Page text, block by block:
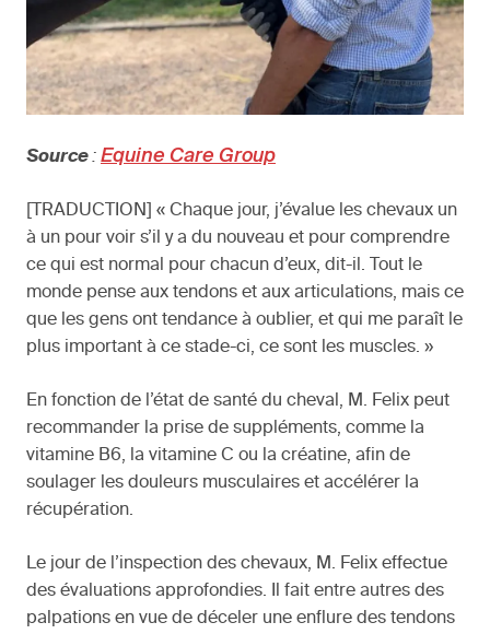
Source: Equine Care Group
[TRADUCTION] « Chaque jour, j’évalue les chevaux un
à un pour voir s’il y a du nouveau et pour comprendre
ce qui est normal pour chacun d’eux, dit-il. Tout le
monde pense aux tendons et aux articulations, mais ce
que les gens ont tendance à oublier, et qui me paraît le
plus important à ce stade-ci, ce sont les muscles. »
En fonction de l’état de santé du cheval, M. Felix peut
recommander la prise de suppléments, comme la
vitamine B6, la vitamine C ou la créatine, afin de
soulager les douleurs musculaires et accélérer la
récupération.
Le jour de l’inspection des chevaux, M. Felix effectue
des évaluations approfondies. Il fait entre autres des
palpations en vue de déceler une enflure des tendons